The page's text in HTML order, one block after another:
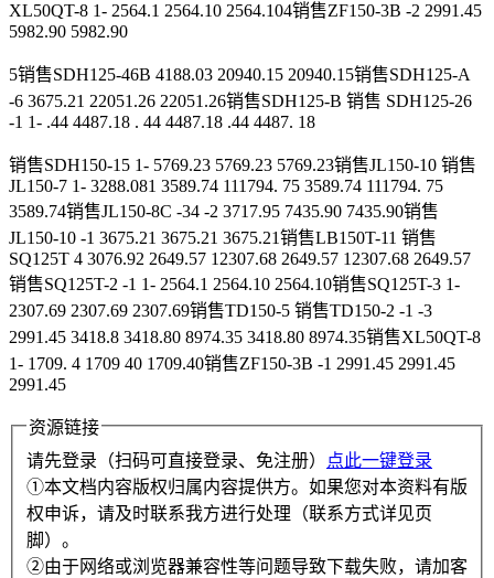
XL50QT-8 1- 2564.1 2564.10 2564.104销售ZF150-3B -2 2991.45
5982.90 5982.90
5销售SDH125-46B 4188.03 20940.15 20940.15销售SDH125-A
-6 3675.21 22051.26 22051.26销售SDH125-B 销售 SDH125-26
-1 1- .44 4487.18 . 44 4487.18 .44 4487. 18
销售SDH150-15 1- 5769.23 5769.23 5769.23销售JL150-10 销售
JL150-7 1- 3288.081 3589.74 111794. 75 3589.74 111794. 75
3589.74销售JL150-8C -34 -2 3717.95 7435.90 7435.90销售
JL150-10 -1 3675.21 3675.21 3675.21销售LB150T-11 销售
SQ125T 4 3076.92 2649.57 12307.68 2649.57 12307.68 2649.57
销售SQ125T-2 -1 1- 2564.1 2564.10 2564.10销售SQ125T-3 1-
2307.69 2307.69 2307.69销售TD150-5 销售TD150-2 -1 -3
2991.45 3418.8 3418.80 8974.35 3418.80 8974.35销售XL50QT-8
1- 1709. 4 1709 40 1709.40销售ZF150-3B -1 2991.45 2991.45
2991.45
资源链接
请先登录（扫码可直接登录、免注册）
点此一键登录
①本文档内容版权归属内容提供方。如果您对本资料有版
权申诉，请及时联系我方进行处理（联系方式详见页
脚）。
②由于网络或浏览器兼容性等问题导致下载失败，请加客